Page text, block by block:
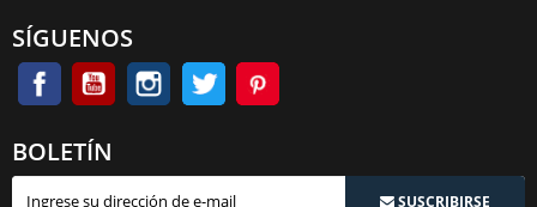
SÍGUENOS
BOLETÍN
SUSCRIBIRSE